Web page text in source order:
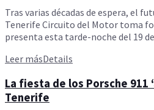
Tras varias décadas de espera, el
Tenerife Circuito del Motor toma
presenta esta tarde-noche del 19
Leer másDetails
La fiesta de los Porsche 911
Tenerife